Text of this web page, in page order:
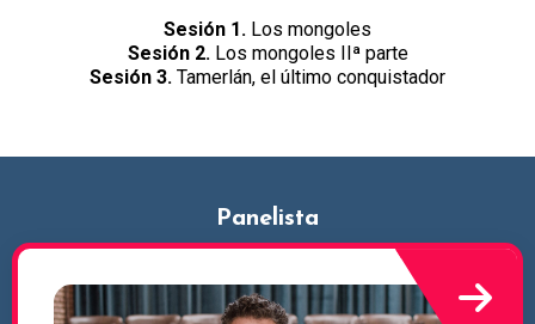
Sesión 1. Los mongoles
Sesión 2.Los mongoles IIª parte
Sesión 3. Tamerlán, el último conquistador
Panelista